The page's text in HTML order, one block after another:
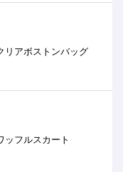
リアボストンバッグ
ッフルスカート